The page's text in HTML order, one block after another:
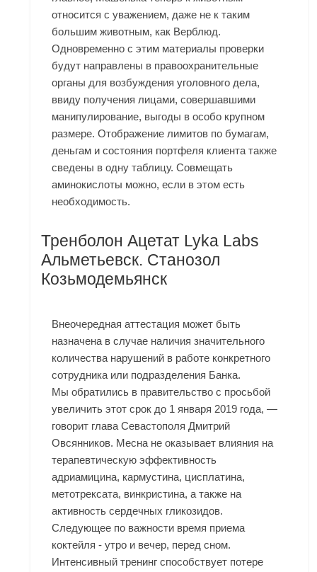
относится с уважением, даже не к таким
большим животным, как Верблюд.
Одновременно с этим материалы проверки
будут направлены в правоохранительные
органы для возбуждения уголовного дела,
ввиду получения лицами, совершавшими
манипулирование, выгоды в особо крупном
размере. Отображение лимитов по бумагам,
деньгам и состояния портфеля клиента также
сведены в одну таблицу. Совмещать
аминокислоты можно, если в этом есть
необходимость.
Тренболон Ацетат Lyka Labs
Альметьевск. Станозол
Козьмодемьянск
Внеочередная аттестация может быть
назначена в случае наличия значительного
количества нарушений в работе конкретного
сотрудника или подразделения Банка.
Мы обратились в правительство с просьбой
увеличить этот срок до 1 января 2019 года, —
говорит глава Севастополя Дмитрий
Овсянников. Месна не оказывает влияния на
терапевтическую эффективность
адриамицина, кармустина, цисплатина,
метотрексата, винкристина, а также на
активность сердечных гликозидов.
Следующее по важности время приема
коктейля - утро и вечер, перед сном.
Интенсивный тренинг способствует потере